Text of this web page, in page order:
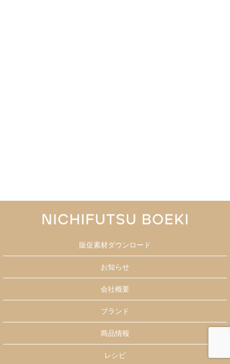
販促素材ダウンロード
お知らせ
会社概要
ブランド
商品情報
レシピ